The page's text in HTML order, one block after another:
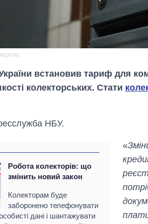
встановив тариф для
колекторських. Стати
НБУ.
Робота колекторів: що
змінить новий закон
Колекторам буде
заборонено телефонувати
дані і шантажувати
«